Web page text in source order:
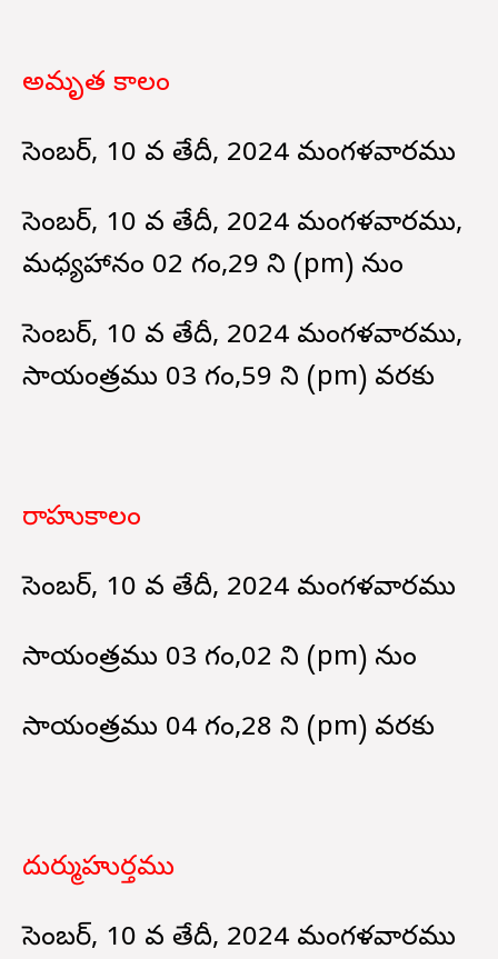
అమృత కాలం
డిసెంబర్, 10 వ తేదీ, 2024 మంగళవారము
డిసెంబర్, 10 వ తేదీ, 2024 మంగళవారము,
మధ్యహానం 02 గం,29 ని (pm) నుండి
డిసెంబర్, 10 వ తేదీ, 2024 మంగళవారము,
సాయంత్రము 03 గం,59 ని (pm) వరకు
రాహుకాలం
డిసెంబర్, 10 వ తేదీ, 2024 మంగళవారము
సాయంత్రము 03 గం,02 ని (pm) నుండి
సాయంత్రము 04 గం,28 ని (pm) వరకు
దుర్ముహుర్తము
డిసెంబర్, 10 వ తేదీ, 2024 మంగళవారము